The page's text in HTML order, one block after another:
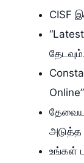
CISF
அடுத்த
உங்கள்